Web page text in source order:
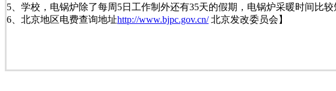
5、学校，电锅炉除了每周5日工作制外还有35天的假期，电锅炉采暖时间比
6、北京地区电费查询地址http://www.bjpc.gov.cn/北京发改委员会】